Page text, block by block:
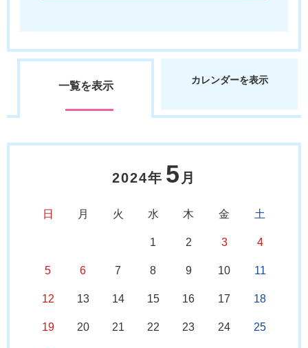
一覧を表示 カレンダーを表示
2024年 5 月
日 月 火 水 木 金 土
1 2 3 4
5 6 7 8 9 10 11
12 13 14 15 16 17 18
19 20 21 22 23 24 25